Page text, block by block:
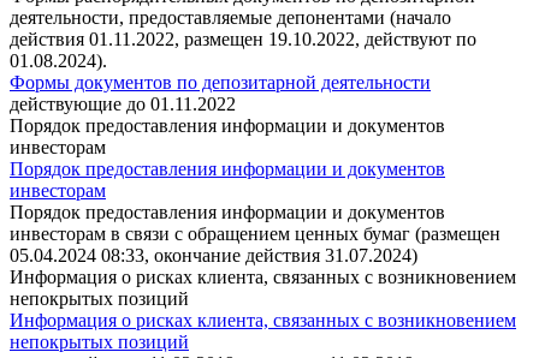
деятельности, предоставляемые депонентами (начало
действия 01.11.2022, размещен 19.10.2022, действуют по
01.08.2024).
Формы документов по депозитарной деятельности
действующие до 01.11.2022
Порядок предоставления информации и документов
инвесторам
Порядок предоставления информации и документов
инвесторам
Порядок предоставления информации и документов
инвесторам в связи с обращением ценных бумаг (размещен
05.04.2024 08:33, окончание действия 31.07.2024)
Информация о рисках клиента, связанных с возникновением
непокрытых позиций
Информация о рисках клиента, связанных с возникновением
непокрытых позиций